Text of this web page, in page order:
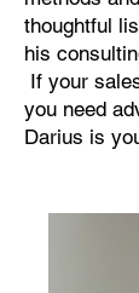
thoughtful
his
If your
you need
Darius is